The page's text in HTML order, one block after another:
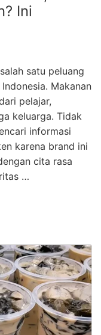
Ini
satu peluang
Makanan
pelajar,
keluarga. Tidak
informasi
karena brand ini
cita rasa
…